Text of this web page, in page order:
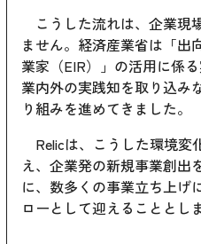
こうした流れは、企業現
ません。経済産業省は「出
業家（EIR）」の活用に係
業内外の実践知を取り込み
り組みを進めてきました。
Relicは、こうした環境変
え、企業発の新規事業創出
に、数多くの事業立ち上げ
ローとして迎えることとし